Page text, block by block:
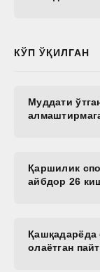
КЎП ЎҚИЛГАН
Муддати
Қаршилик
айбдор 26
олаётган